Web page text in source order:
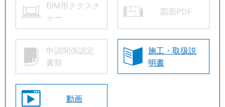
BIM用テクスチ
ャー
図面PDF
申請関係認定
書類
施工・取扱説
明書
動画